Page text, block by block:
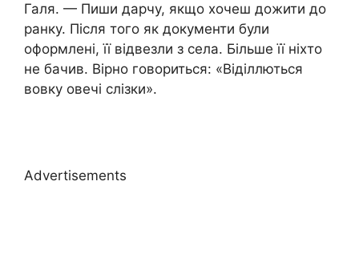
Галя. — Пиши дарчу, якщо хочеш дожити до
ранку. Після того як документи були
оформлені, її відвезли з села. Більше її ніхто
не бачив. Вірно говориться: «Віділлються
вовку овечі слізки».
Advertisements